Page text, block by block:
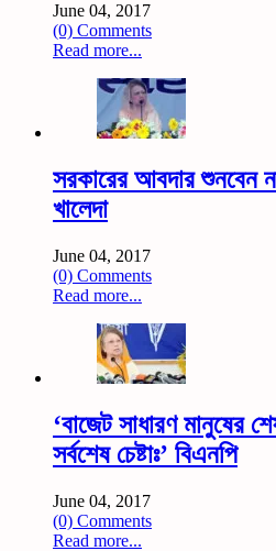
June 04, 2017
(0) Comments
Read more...
সরকারের আবদার শুনবেন
খালেদা
June 04, 2017
(0) Comments
Read more...
‘বাজেট সাধারণ মানুষের
সর্বশেষ চেষ্টাঃ’ বিএনপি
June 04, 2017
(0) Comments
Read more...